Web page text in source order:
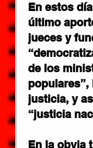
En estos
último
jueces y
de los
populares”,
justicia, y
“justicia
En la obvia